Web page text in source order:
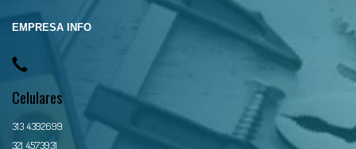
EMPRESA INFO
Celulares
313 4392699
321 4573931